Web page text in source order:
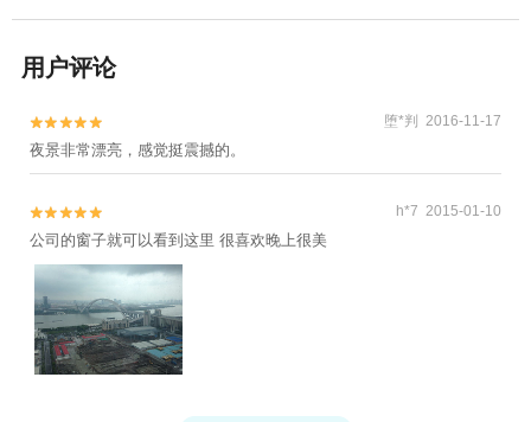
用户评论

 堕*判 2016-11-17
夜景非常漂亮，感觉挺震撼的。

 h*7 2015-01-10
公司的窗子就可以看到这里 很喜欢晚上很美